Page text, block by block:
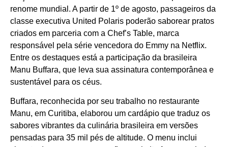
renome mundial. A partir de 1º de agosto, passageiros da
classe executiva United Polaris poderão saborear pratos
criados em parceria com a Chef’s Table, marca
responsável pela série vencedora do Emmy na Netflix.
Entre os destaques está a participação da brasileira
Manu Buffara, que leva sua assinatura contemporânea e
sustentável para os céus.
Buffara, reconhecida por seu trabalho no restaurante
Manu, em Curitiba, elaborou um cardápio que traduz os
sabores vibrantes da culinária brasileira em versões
pensadas para 35 mil pés de altitude. O menu inclui